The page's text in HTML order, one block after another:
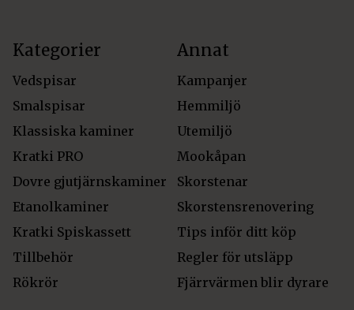
Kategorier
Vedspisar
Smalspisar
Klassiska kaminer
Kratki PRO
Dovre gjutjärnskaminer
Etanolkaminer
Kratki Spiskassett
Tillbehör
Rökrör
Annat
Kampanjer
Hemmiljö
Utemiljö
Mookåpan
Skorstenar
Skorstensrenovering
Tips inför ditt köp
Regler för utsläpp
Fjärrvärmen blir dyrare